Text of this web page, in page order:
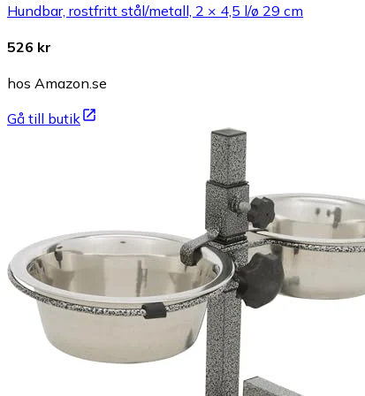
Hundbar, rostfritt stål/metall, 2 × 4,5 l/ø 29 cm
526 kr
hos Amazon.se
Gå till butik